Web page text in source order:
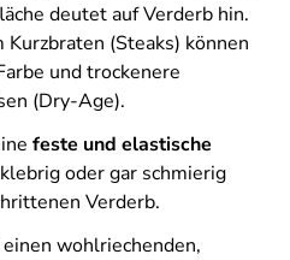
deutet auf Verderb hin.
Kurzbraten (Steaks) können
und trockenere
(Dry-Age).
feste und elastische
oder gar schmierig
Verderb.
wohlriechenden,